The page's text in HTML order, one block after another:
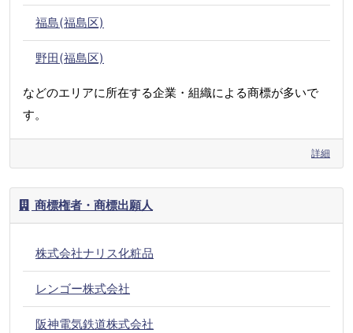
福島(福島区)
野田(福島区)
などのエリアに所在する企業・組織による商標が多いで
す。
詳細
商標権者・商標出願人
株式会社ナリス化粧品
レンゴー株式会社
阪神電気鉄道株式会社